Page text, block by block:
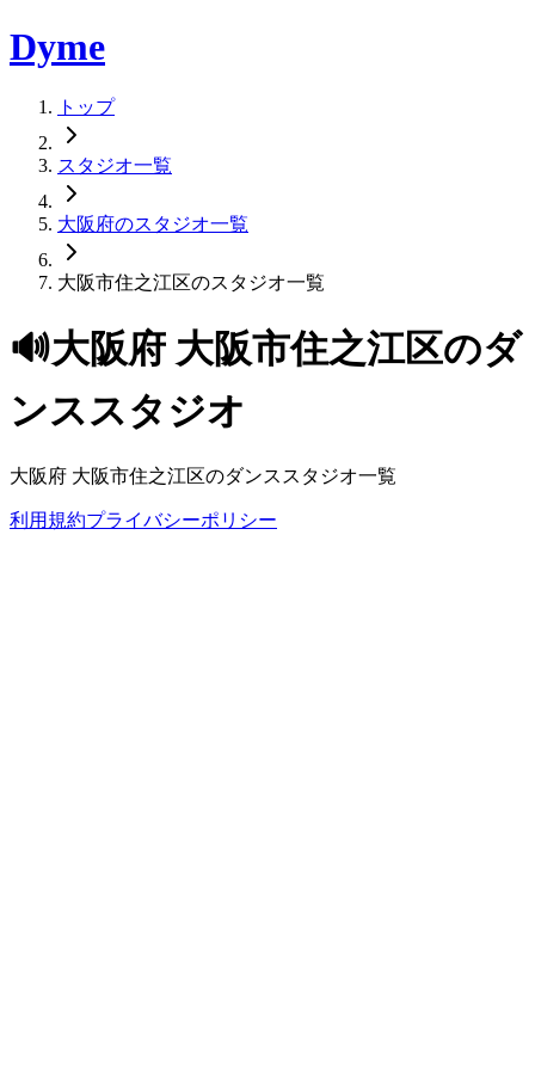
Dyme
トップ
スタジオ一覧
大阪府のスタジオ一覧
大阪市住之江区のスタジオ一覧
🔊大阪府 大阪市住之江区のダ
ンススタジオ
大阪府 大阪市住之江区のダンススタジオ一覧
利用規約プライバシーポリシー